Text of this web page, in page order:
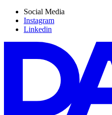
Social Media
Instagram
Linkedin